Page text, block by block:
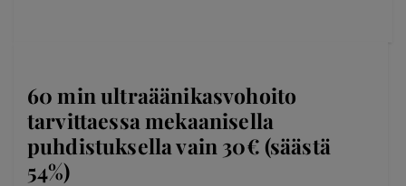
60 min ultraäänikasvohoito
tarvittaessa mekaanisella
puhdistuksella vain 30€ (säästä
54%)